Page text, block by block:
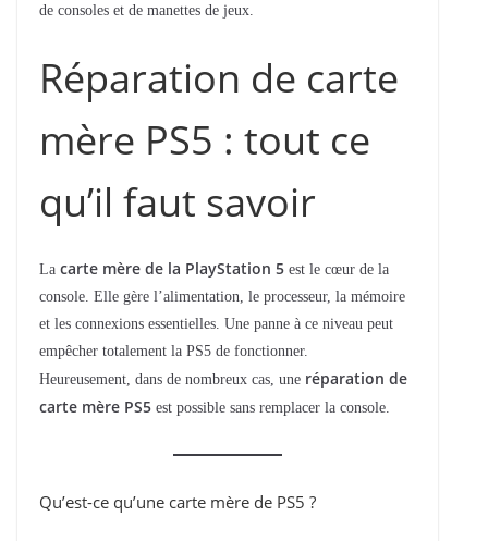
de consoles et de manettes de jeux.
Réparation de carte
mère PS5 : tout ce
qu’il faut savoir
La carte mère de la PlayStation 5 est le cœur de la
console. Elle gère l’alimentation, le processeur, la mémoire
et les connexions essentielles. Une panne à ce niveau peut
empêcher totalement la PS5 de fonctionner.
Heureusement, dans de nombreux cas, une réparation de
carte mère PS5 est possible sans remplacer la console.
Qu’est-ce qu’une carte mère de PS5 ?